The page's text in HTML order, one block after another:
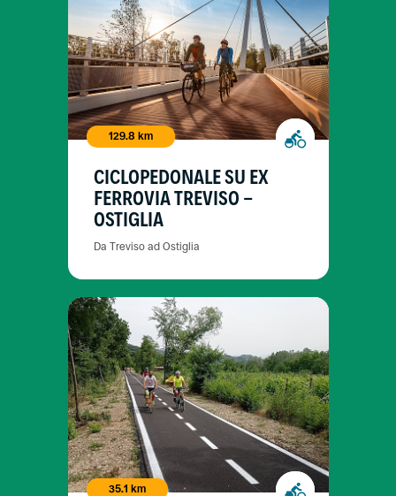
129.8 km
CICLOPEDONALE SU EX
FERROVIA TREVISO -
OSTIGLIA
Da Treviso ad Ostiglia
35.1 km